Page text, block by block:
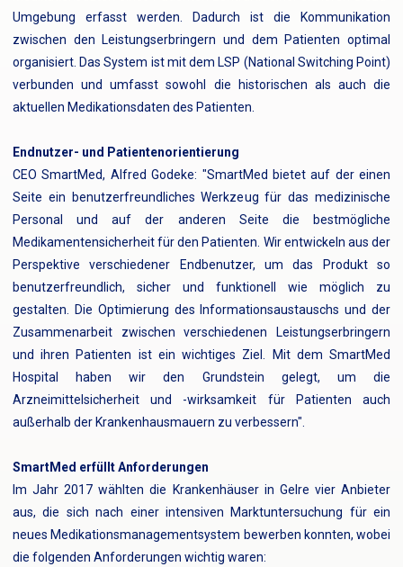
Umgebung erfasst werden. Dadurch ist die Kommunikation
zwischen den Leistungserbringern und dem Patienten optimal
organisiert. Das System ist mit dem LSP (National Switching Point)
verbunden und umfasst sowohl die historischen als auch die
aktuellen Medikationsdaten des Patienten.
Endnutzer- und Patientenorientierung
CEO SmartMed, Alfred Godeke: "SmartMed bietet auf der einen
Seite ein benutzerfreundliches Werkzeug für das medizinische
Personal und auf der anderen Seite die bestmögliche
Medikamentensicherheit für den Patienten. Wir entwickeln aus der
Perspektive verschiedener Endbenutzer, um das Produkt so
benutzerfreundlich, sicher und funktionell wie möglich zu
gestalten. Die Optimierung des Informationsaustauschs und der
Zusammenarbeit zwischen verschiedenen Leistungserbringern
und ihren Patienten ist ein wichtiges Ziel. Mit dem SmartMed
Hospital haben wir den Grundstein gelegt, um die
Arzneimittelsicherheit und -wirksamkeit für Patienten auch
außerhalb der Krankenhausmauern zu verbessern".
SmartMed erfüllt Anforderungen
Im Jahr 2017 wählten die Krankenhäuser in Gelre vier Anbieter
aus, die sich nach einer intensiven Marktuntersuchung für ein
neues Medikationsmanagementsystem bewerben konnten, wobei
die folgenden Anforderungen wichtig waren: